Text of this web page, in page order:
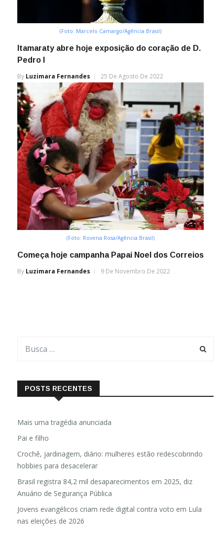
(Foto: Marcelo Camargo/Agência Brasil)
Itamaraty abre hoje exposição do coração de D.
Pedro I
By Luzimara Fernandes 25 De Agosto De 2022
(Foto: Rovena Rosa/Agência Brasil)
Começa hoje campanha Papai Noel dos Correios
By Luzimara Fernandes 9 De Novembro De 2022
POSTS RECENTES
Mais uma tragédia anunciada
Pai e filho
Crochê, jardinagem, diário: mulheres estão redescobrindo
hobbies para desacelerar
Brasil registra 84,2 mil desaparecimentos em 2025, diz
Anuário de Segurança Pública
Jovens evangélicos criam rede digital contra voto em Lula
nas eleições de 2026